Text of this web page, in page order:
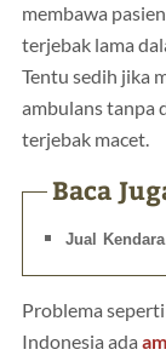
membawa
terjebak lama
Tentu sedih jika
ambulans tanpa
terjebak macet.
Baca
Jual
Problema
Indonesia ada